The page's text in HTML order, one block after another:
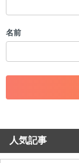
・一度削除され
・アカウント
・各ゲームの
・その他、管
コメントの削除
せていただき
名前
人気記事